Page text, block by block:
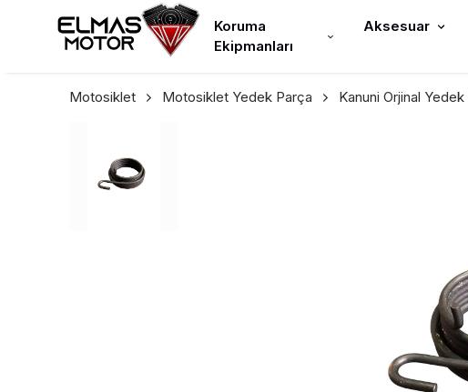
Koruma
Ekipmanları
Aksesuar
Motosiklet Motosiklet Yedek Parça Kanuni Orjinal